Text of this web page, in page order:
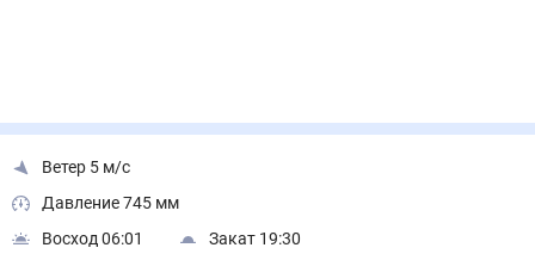
Ветер 5 м/с
Давление 745 мм
Восход 06:01
Закат 19:30